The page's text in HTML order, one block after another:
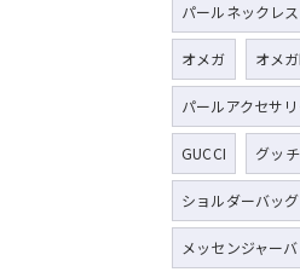
パールネックレス
オメガ オメ
パールアクセサ
GUCCI グッチ
ショルダーバッグ
メッセンジャー